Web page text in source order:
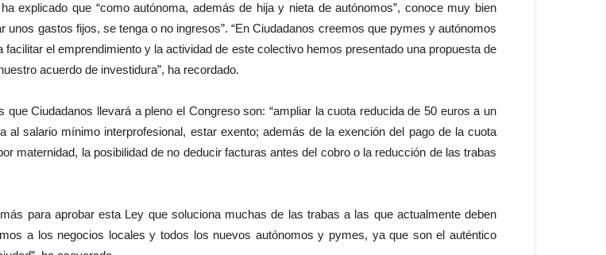
explicado que “como autónoma, además de hija y nieta de autónomos”, conoce muy bien
gastos fijos, se tenga o no ingresos”. “En Ciudadanos creemos que pymes y autónomos
el emprendimiento y la actividad de este colectivo hemos presentado una propuesta de
acuerdo de investidura”, ha recordado.
Ciudadanos llevará a pleno el Congreso son: “ampliar la cuota reducida de 50 euros a un
salario mínimo interprofesional, estar exento; además de la exención del pago de la cuota
maternidad, la posibilidad de no deducir facturas antes del cobro o la reducción de las trabas
para aprobar esta Ley que soluciona muchas de las trabas a las que actualmente deben
a los negocios locales y todos los nuevos autónomos y pymes, ya que son el auténtico